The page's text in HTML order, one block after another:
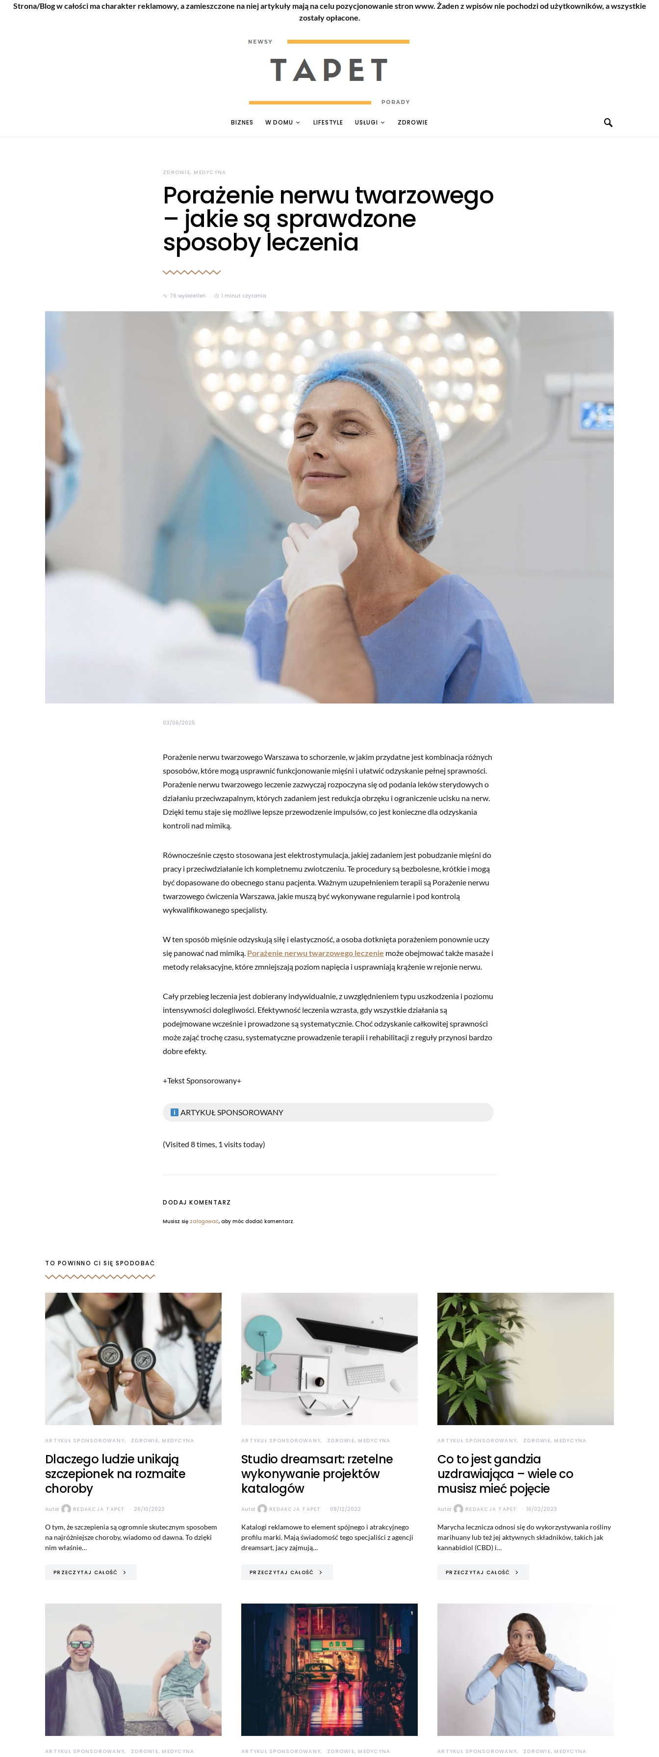
Strona/Blog w całości ma charakter reklamowy, a zamieszczone na niej artykuły mają na celu pozycjonowanie stron www. Żaden z wpisów nie pochodzi od użytkowników, a wszystkie
zostały opłacone.
BIZNES W DOMU LIFESTYLE USŁUGI ZDROWIE
ZDROWIE, MEDYCYNA
Porażenie nerwu twarzowego
– jakie są sprawdzone
sposoby leczenia
76 wyświetleń 1 minut czytania
03/06/2025
Porażenie nerwu twarzowego Warszawa to schorzenie, w jakim przydatne jest kombinacja różnych
sposobów, które mogą usprawnić funkcjonowanie mięśni i ułatwić odzyskanie pełnej sprawności.
Porażenie nerwu twarzowego leczenie zazwyczaj rozpoczyna się od podania leków sterydowych o
działaniu przeciwzapalnym, których zadaniem jest redukcja obrzęku i ograniczenie ucisku na nerw.
Dzięki temu staje się możliwe lepsze przewodzenie impulsów, co jest konieczne dla odzyskania
kontroli nad mimiką.
Równocześnie często stosowana jest elektrostymulacja, jakiej zadaniem jest pobudzanie mięśni do
pracy i przeciwdziałanie ich kompletnemu zwiotczeniu. Te procedury są bezbolesne, krótkie i mogą
być dopasowane do obecnego stanu pacjenta. Ważnym uzupełnieniem terapii są Porażenie nerwu
twarzowego ćwiczenia Warszawa, jakie muszą być wykonywane regularnie i pod kontrolą
wykwalifikowanego specjalisty.
W ten sposób mięśnie odzyskują siłę i elastyczność, a osoba dotknięta porażeniem ponownie uczy
się panować nad mimiką. Porażenie nerwu twarzowego leczenie może obejmować także masaże i
metody relaksacyjne, które zmniejszają poziom napięcia i usprawniają krążenie w rejonie nerwu.
Cały przebieg leczenia jest dobierany indywidualnie, z uwzględnieniem typu uszkodzenia i poziomu
intensywności dolegliwości. Efektywność leczenia wzrasta, gdy wszystkie działania są
podejmowane wcześnie i prowadzone są systematycznie. Choć odzyskanie całkowitej sprawności
może zająć trochę czasu, systematyczne prowadzenie terapii i rehabilitacji z reguły przynosi bardzo
dobre efekty.
+Tekst Sponsorowany+
ARTYKUŁ SPONSOROWANY
(Visited 8 times, 1 visits today)
DODAJ KOMENTARZ
Musisz się zalogować, aby móc dodać komentarz.
TO POWINNO CI SIĘ SPODOBAĆ
ARTYKUŁ SPONSOROWANY ZDROWIE, MEDYCYNA
Dlaczego ludzie unikają
szczepionek na rozmaite
choroby
Autor REDAKCJA TAPET 26/10/2022
O tym, że szczepienia są ogromnie skutecznym sposobem
na najróżniejsze choroby, wiadomo od dawna. To dzięki
nim właśnie…
PRZECZYTAJ CAŁOŚĆ
ARTYKUŁ SPONSOROWANY ZDROWIE, MEDYCYNA
Studio dreamsart: rzetelne
wykonywanie projektów
katalogów
Autor REDAKCJA TAPET 09/12/2022
Katalogi reklamowe to element spójnego i atrakcyjnego
profilu marki. Mają świadomość tego specjaliści z agencji
dreamsart, jacy zajmują…
PRZECZYTAJ CAŁOŚĆ
ARTYKUŁ SPONSOROWANY ZDROWIE, MEDYCYNA
Co to jest gandzia
uzdrawiająca – wiele co
musisz mieć pojęcie
Autor REDAKCJA TAPET 16/02/2023
Marycha lecznicza odnosi się do wykorzystywania rośliny
marihuany lub też jej aktywnych składników, takich jak
kannabidiol (CBD) i…
PRZECZYTAJ CAŁOŚĆ
ARTYKUŁ SPONSOROWANY ZDROWIE, MEDYCYNA ARTYKUŁ SPONSOROWANY ZDROWIE, MEDYCYNA ARTYKUŁ SPONSOROWANY ZDROWIE, MEDYCYNA